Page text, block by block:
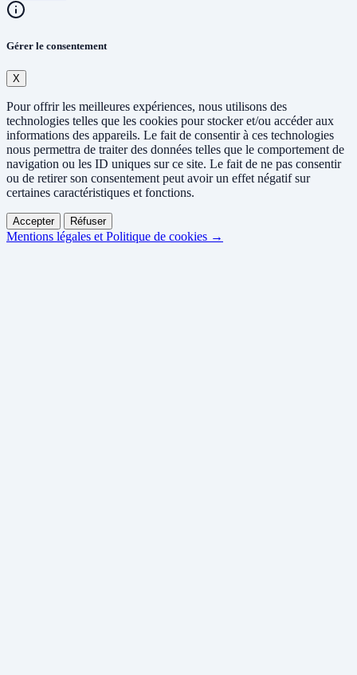
Gérer le consentement
X
Pour offrir les meilleures expériences, nous utilisons des
technologies telles que les cookies pour stocker et/ou accéder aux
informations des appareils. Le fait de consentir à ces technologies
nous permettra de traiter des données telles que le comportement de
navigation ou les ID uniques sur ce site. Le fait de ne pas consentir
ou de retirer son consentement peut avoir un effet négatif sur
certaines caractéristiques et fonctions.
Accepter Réfuser
Mentions légales et Politique de cookies →